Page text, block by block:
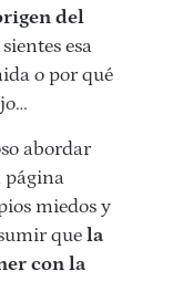
del
esa
o por qué
abordar
página
miedos y
que la
con la